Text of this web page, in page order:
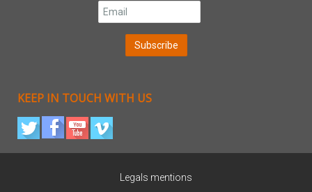
KEEP IN TOUCH WITH US
Legals mentions